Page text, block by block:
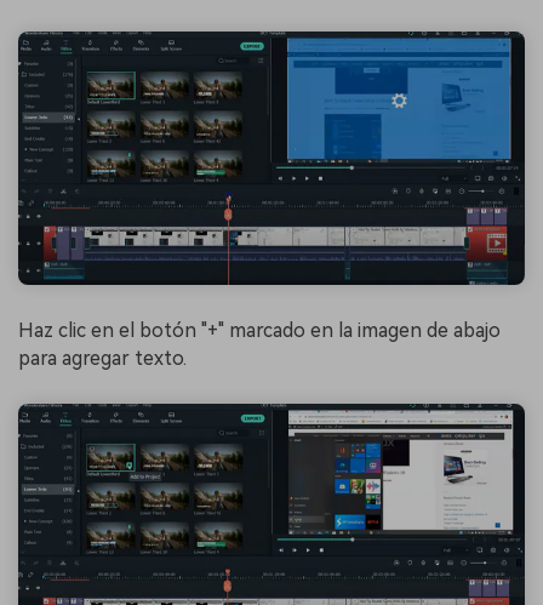
Haz clic en el botón "+" marcado en la imagen de abajo
para agregar texto.